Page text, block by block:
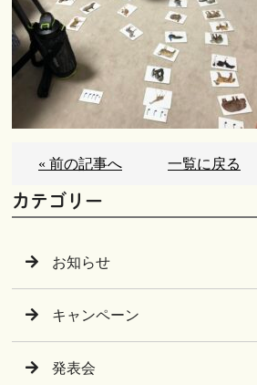
« 前の記事へ 一覧に戻る
カテゴリー
お知らせ
キャンペーン
発表会